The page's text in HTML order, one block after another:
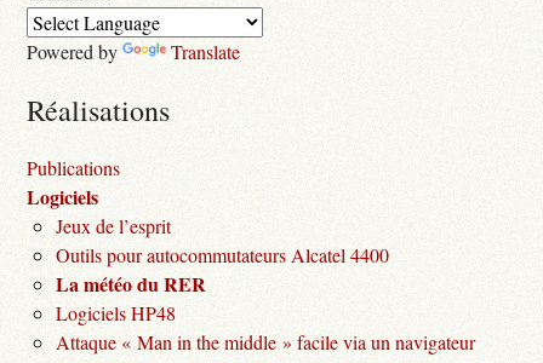
Powered by Translate
Réalisations
Publications
Logiciels
Jeux de l’esprit
Outils pour autocommutateurs Alcatel 4400
La météo du RER
Logiciels HP48
Attaque « Man in the middle » facile via un navigateur